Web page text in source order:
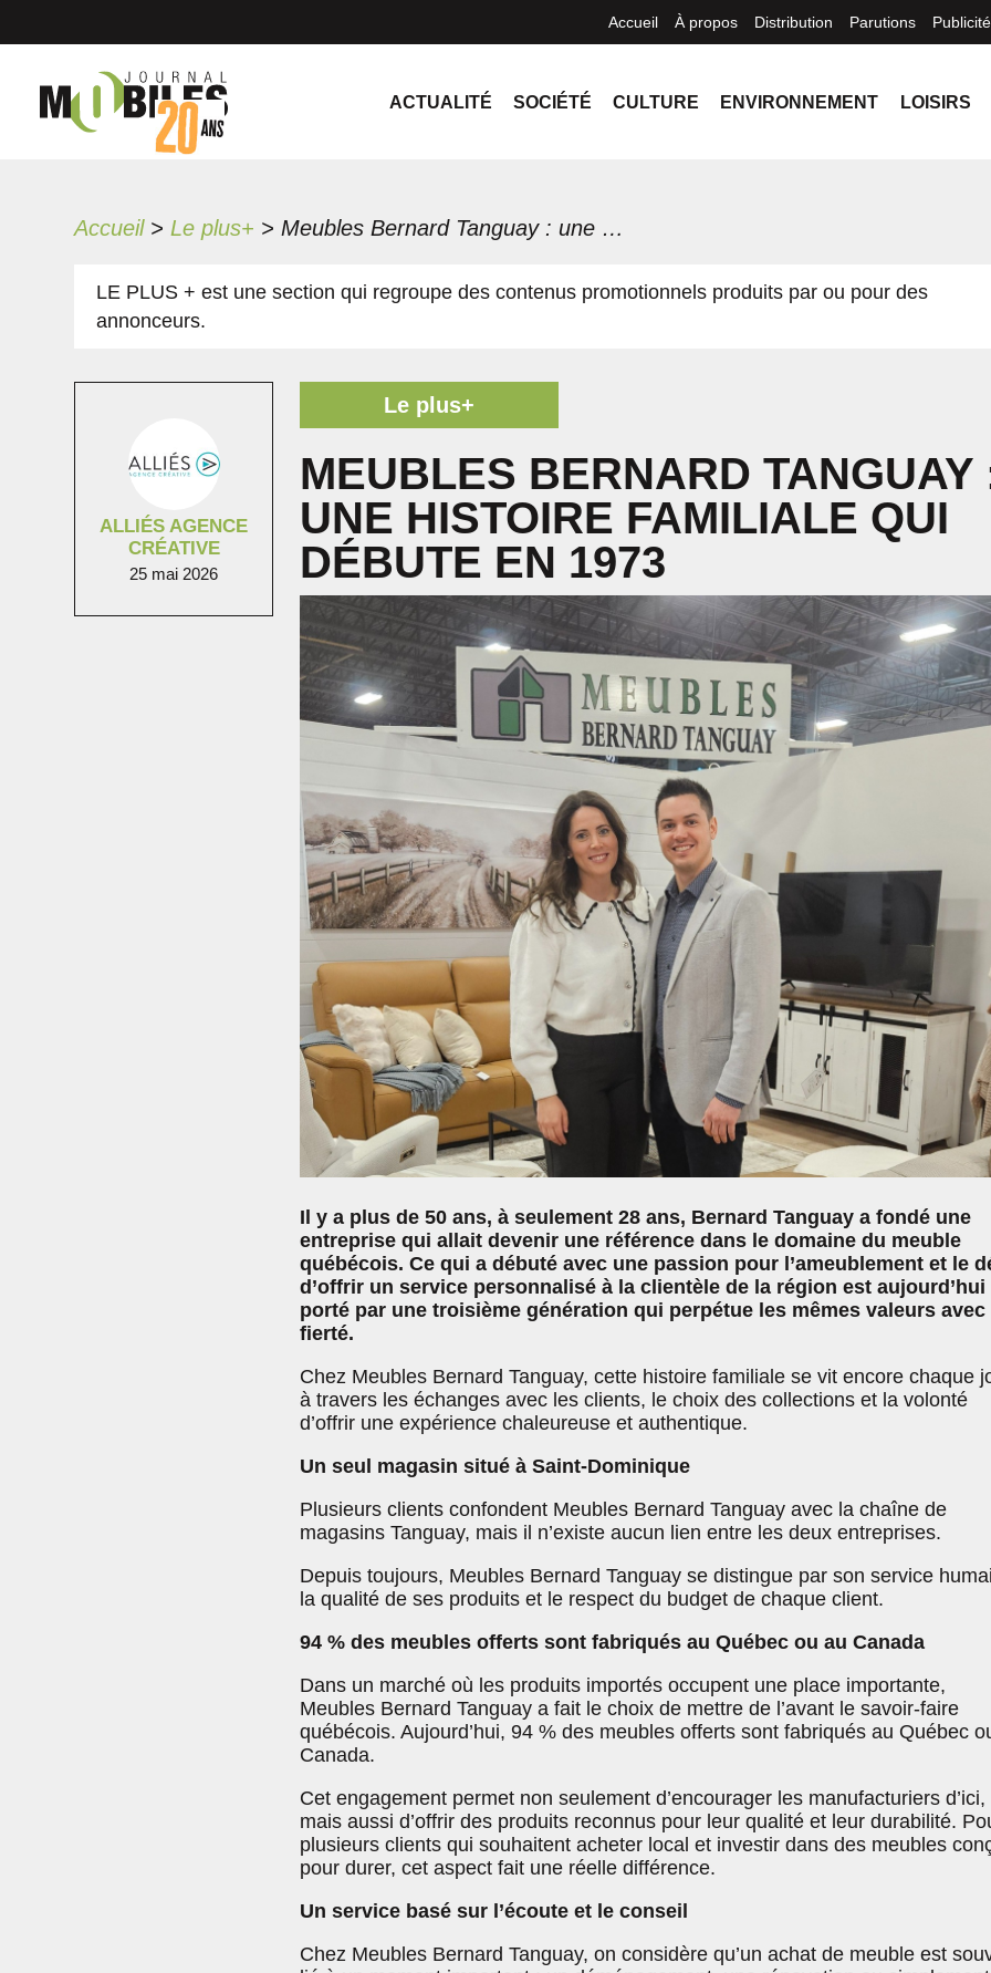
Accueil À propos Distribution Parutions Publicité
ACTUALITÉ SOCIÉTÉ CULTURE ENVIRONNEMENT LOISIRS
Accueil> Le plus+ > Meubles Bernard Tanguay : une histoire familiale qui débute en 1973
LE PLUS + est une section qui regroupe des contenus promotionnels produits par ou pour des
annonceurs.
ALLIÉS AGENCE
CRÉATIVE
25 mai 2026
Le plus+
MEUBLES BERNARD TANGUAY
UNE HISTOIRE FAMILIALE QUI
DÉBUTE EN 1973
Il y a plus de 50 ans, à seulement 28 ans, Bernard Tanguay a fondé une
entreprise qui allait devenir une référence dans le domaine du meuble
québécois. Ce qui a débuté avec une passion pour l’ameublement et le
d’offrir un service personnalisé à la clientèle de la région est aujourd’hui
porté par une troisième génération qui perpétue les mêmes valeurs avec
fierté.
Chez Meubles Bernard Tanguay, cette histoire familiale se vit encore chaque
à travers les échanges avec les clients, le choix des collections et la volonté
d’offrir une expérience chaleureuse et authentique.
Un seul magasin situé à Saint-Dominique
Plusieurs clients confondent Meubles Bernard Tanguay avec la chaîne de
magasins Tanguay, mais il n’existe aucun lien entre les deux entreprises.
Depuis toujours, Meubles Bernard Tanguay se distingue par son service
la qualité de ses produits et le respect du budget de chaque client.
94 % des meubles offerts sont fabriqués au Québec ou au Canada
Dans un marché où les produits importés occupent une place importante,
Meubles Bernard Tanguay a fait le choix de mettre de l’avant le savoir-faire
québécois. Aujourd’hui, 94 % des meubles offerts sont fabriqués au Québec
Canada.
Cet engagement permet non seulement d’encourager les manufacturiers d’ici,
mais aussi d’offrir des produits reconnus pour leur qualité et leur durabilité.
plusieurs clients qui souhaitent acheter local et investir dans des meubles
pour durer, cet aspect fait une réelle différence.
Un service basé sur l’écoute et le conseil
Chez Meubles Bernard Tanguay, on considère qu’un achat de meuble est